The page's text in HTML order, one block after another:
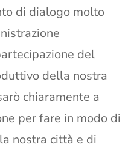
di dialogo molto
del
della nostra
chiaramente a
per fare in modo di
nostra città e di